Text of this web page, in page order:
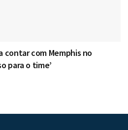
contar com Memphis no
para o time’